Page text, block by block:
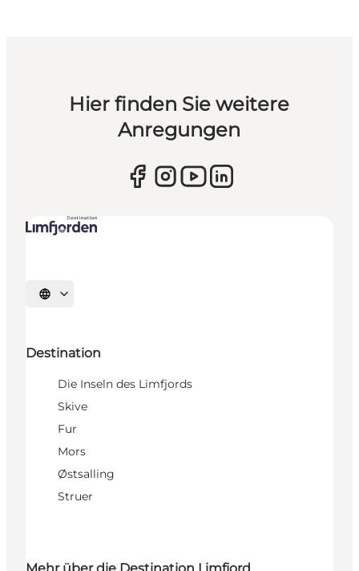
Hier finden Sie weitere
Anregungen
Sprache auswählen
Destination
Die Inseln des Limfjords
Skive
Fur
Mors
Østsalling
Struer